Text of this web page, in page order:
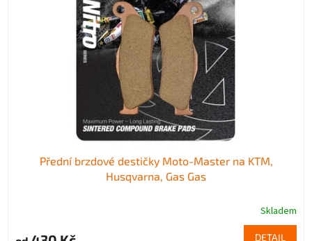
Přední brzdové destičky Moto-Master na KTM,
Husqvarna, Gas Gas
Skladem
DETAIL